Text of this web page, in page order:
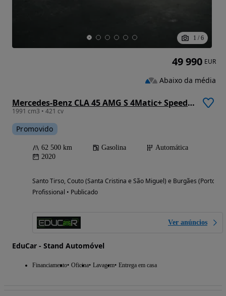
1 / 6
Mercedes-Benz CLA 45 AMG S 4Matic+ Speedshift 8G-D
1991 cm3 • 421 cv
Promovido
62 500 km Gasolina
Automática
2020
Santo Tirso, Couto (Santa Cristina e São Miguel) e Burgães (Porto)
Profissional • Publicado
Ver anúncios
EduCar - Stand Automóvel
Financiamento Oficina Lavagem Entrega em casa
49 990 EUR
Abaixo da média